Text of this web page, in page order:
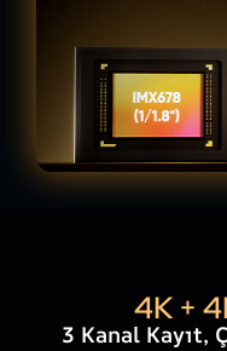
4K +
3 Kanal Kayıt,